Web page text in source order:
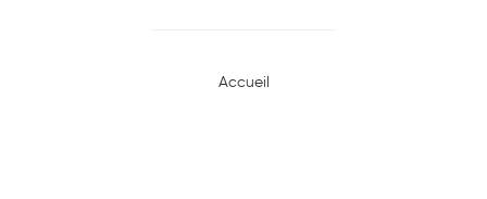
Accueil